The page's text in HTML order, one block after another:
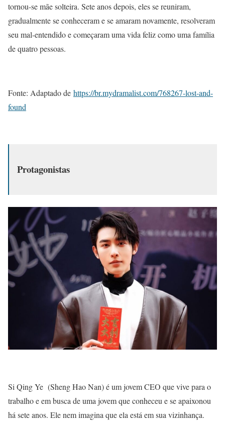
tornou-se mãe solteira. Sete anos depois, eles se reuniram,
gradualmente se conheceram e se amaram novamente, resolveram
seu mal-entendido e começaram uma vida feliz como uma família
de quatro pessoas.
Fonte: Adaptado de https://br.mydramalist.com/768267-lost-and-
found
Protagonistas
Si Qing Ye (Sheng Hao Nan) é um jovem CEO que vive para o
trabalho e em busca de uma jovem que conheceu e se apaixonou
há sete anos. Ele nem imagina que ela está em sua vizinhança.